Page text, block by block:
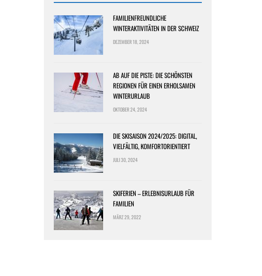
FAMILIENFREUNDLICHE
WINTERAKTIVITÄTEN IN DER SCHWEIZ
DEZEMBER 18, 2024
AB AUF DIE PISTE: DIE SCHÖNSTEN
REGIONEN FÜR EINEN ERHOLSAMEN
WINTERURLAUB
OKTOBER 24, 2024
DIE SKISAISON 2024/2025: DIGITAL,
VIELFÄLTIG, KOMFORTORIENTIERT
JULI 30, 2024
SKIFERIEN – ERLEBNISURLAUB FÜR
FAMILIEN
MÄRZ 29, 2022